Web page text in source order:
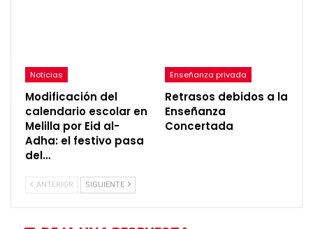
Noticias
Modificación del
calendario escolar en
Melilla por Eid al-
Adha: el festivo pasa
del…
Enseñanza privada
Retrasos debidos a la
Enseñanza
Concertada
ANTERIOR SIGUIENTE